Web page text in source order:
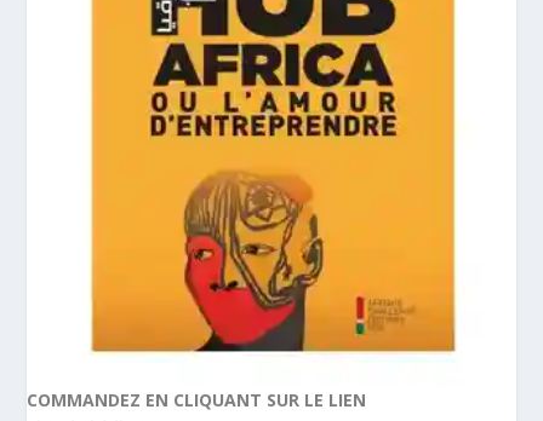
COMMANDEZ EN CLIQUANT SUR LE LIEN